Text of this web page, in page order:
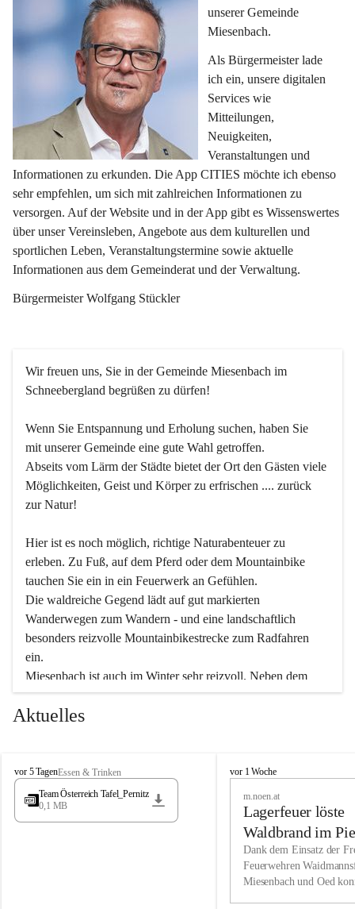
unserer Gemeinde
Miesenbach.
Als Bürgermeister lade
ich ein, unsere digitalen
Services wie
Mitteilungen,
Neuigkeiten,
Veranstaltungen und
Informationen zu erkunden. Die App CITIES möchte ich ebenso
sehr empfehlen, um sich mit zahlreichen Informationen zu
versorgen. Auf der Website und in der App gibt es Wissenswertes
über unser Vereinsleben, Angebote aus dem kulturellen und
sportlichen Leben, Veranstaltungstermine sowie aktuelle
Informationen aus dem Gemeinderat und der Verwaltung.
Bürgermeister Wolfgang Stückler
Wir freuen uns, Sie in der Gemeinde Miesenbach im
Schneebergland begrüßen zu dürfen!
Wenn Sie Entspannung und Erholung suchen, haben Sie
mit unserer Gemeinde eine gute Wahl getroffen.
Abseits vom Lärm der Städte bietet der Ort den Gästen viele
Möglichkeiten, Geist und Körper zu erfrischen .... zurück
zur Natur!
Hier ist es noch möglich, richtige Naturabenteuer zu
erleben. Zu Fuß, auf dem Pferd oder dem Mountainbike
tauchen Sie ein in ein Feuerwerk an Gefühlen.
Die waldreiche Gegend lädt auf gut markierten
Wanderwegen zum Wandern - und eine landschaftlich
besonders reizvolle Mountainbikestrecke zum Radfahren
ein.
Miesenbach ist auch im Winter sehr reizvoll. Neben dem
Eisstockschießen gibt es auf dem nahe gelegenen Unterberg
wunderschöne Naturschneepisten, die zum Schifahren oder
vielfältige Angebot unserer Kulturvereine.
Überzeugen Sie sich selbst, dass Sie in Miesenbach sowie
in den Beherbergungsbetrieben, Gaststätten und urigen
Wir kennen Miesenbach als lebens- und liebenswerten Ort.
Tradition und Innovation werden ebenso groß geschrieben
Aktuelles
M
i
s
vor 5 TagenEssen & Trinken
Team Österreich Tafel_Pernitz
0,1 MB
M
h
vor 1 Woche
m.noen.at
Lagerfeuer löste
Waldbrand im
aus
Dank dem Einsatz der
Feuerwehren
Miesenbach und Oed